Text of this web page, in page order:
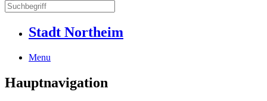
Stadt Northeim
Menu
Hauptnavigation